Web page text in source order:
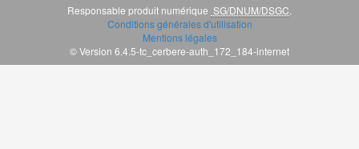
Responsable produit numérique SG/DNUM/DSGC
Conditions générales d'utilisation
Mentions légales
© Version 6.4.5-tc_cerbere-auth_172_184-internet